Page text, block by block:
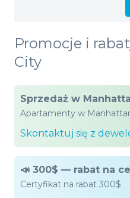
Promocje i
City
Sprzedaż w
Apartamenty w
Skontaktuj się z
📣 300$ — rabat na
Certyfikat na rabat 300$